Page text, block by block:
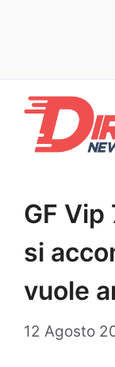
contenuto
GF
si
vuole
12 Agosto